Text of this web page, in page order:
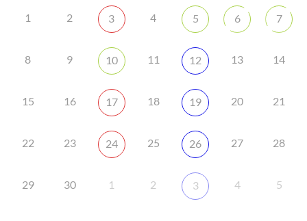
1 2 3 4 5 6 7
8 9 10 11 12 13 14
15 16 17 18 19 20 21
22 23 24 25 26 27 28
29 30 1 2 3 4 5